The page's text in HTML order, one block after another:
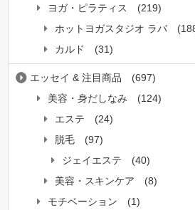
ヨガ・ピラティス
(219)
ホットヨガスタジオ ラバ
カルド
(31)
エッセイ & 注目商品
(697)
美容・身だしなみ
(124)
エステ
(24)
脱毛
(97)
ジェイエステ
(40)
美容・スキンケア
(8)
モチベーション
(1)